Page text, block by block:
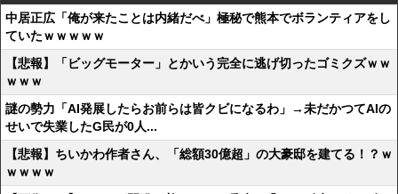
中居正広「俺が来たことは内緒だべ」極秘で熊本でボランティアをし
ていたｗｗｗｗｗ
【悲報】「ビッグモーター」とかいう完全に逃げ切ったゴミクズｗｗ
ｗｗｗ
謎の勢力「AI発展したらお前らは皆クビになるわ」→未だかつてAIの
せいで失業したG民が0人...
【悲報】ちいかわ作者さん、「総額30億超」の大豪邸を建てる！？ｗ
ｗｗｗｗ